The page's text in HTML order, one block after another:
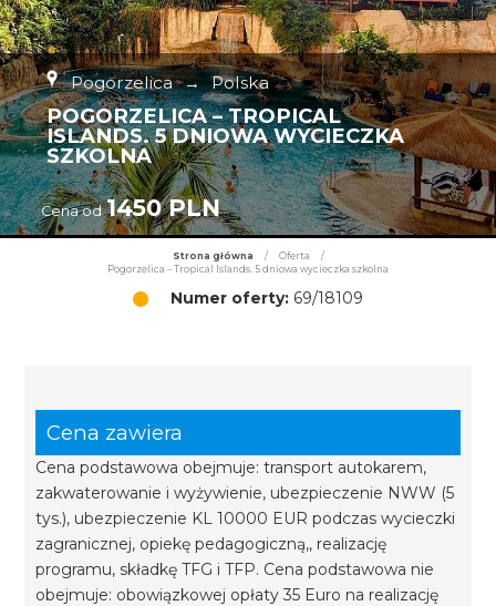
Pogorzelica → Polska
POGORZELICA – TROPICAL
ISLANDS. 5 DNIOWA WYCIECZKA
SZKOLNA
Cena od 1450 PLN
Strona główna / Oferta
/
Pogorzelica – Tropical Islands. 5 dniowa wycieczka szkolna
Numer oferty: 69/18109
Cena zawiera
Cena podstawowa obejmuje: transport autokarem,
zakwaterowanie i wyżywienie, ubezpieczenie NWW (5
tys.), ubezpieczenie KL 10000 EUR podczas wycieczki
zagranicznej, opiekę pedagogiczną,, realizację
programu, składkę TFG i TFP. Cena podstawowa nie
obejmuje: obowiązkowej opłaty 35 Euro na realizację